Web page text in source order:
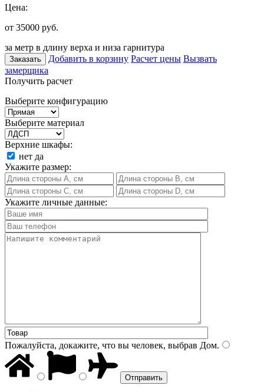
Цена:
от 35000 руб.
за метр в длину верха и низа гарнитура
Заказать Добавить в корзину Расчет цены Вызвать
замерщика
Получить расчет
Выберите конфигурацию
Выберите материал
Верхние шкафы:
нет да
Укажите размер:
Укажите личные данные:
Пожалуйста, докажите, что вы человек, выбрав Дом.